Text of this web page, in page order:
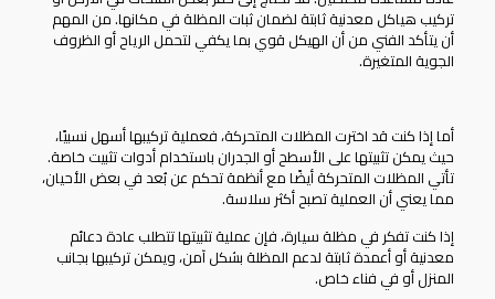
تركيب هياكل معدنية ثابتة لضمان ثبات المظلة في مكانها. من المهم
أن يتأكد الفني من أن الهيكل قوي بما يكفي لتحمل الرياح أو الظروف
الجوية المتغيرة.
أما إذا كنت قد اخترت المظلات المتحركة، فعملية تركيبها أسهل نسبيًا،
حيث يمكن تثبيتها على الأسطح أو الجدران باستخدام أدوات تثبيت خاصة.
تأتي المظلات المتحركة أيضًا مع أنظمة تحكم عن بُعد في بعض الأحيان،
مما يعني أن العملية تصبح أكثر سلاسة.
إذا كنت تفكر في مظلة سيارة، فإن عملية تثبيتها تتطلب عادة دعائم
معدنية أو أعمدة ثابتة لدعم المظلة بشكل آمن، ويمكن تركيبها بجانب
المنزل أو في فناء خاص.